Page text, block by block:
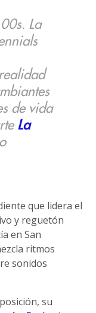
La
de vida
La
que lidera el
y reguetón
en San
ritmos
sonidos
su